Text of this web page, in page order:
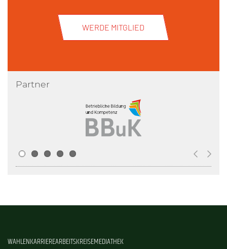
WERDE MITGLIED
Partner
WAHLENKARRIEREARBEITSKREISEMEDIATHEK